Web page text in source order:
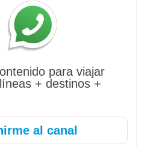
para viajar
+ destinos +
al canal